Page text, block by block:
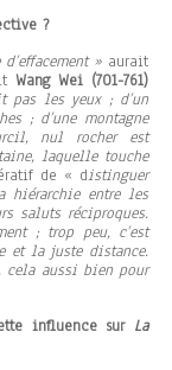
?
»aurait
Wang Wei (701-761)
pas les yeux ; d’un
; d’une montagne
nul rocher est
laquelle touche
de « distinguer
entre les
saluts réciproques.
; trop peu, c’est
et la juste distance.
aussi bien pour
influence sur La